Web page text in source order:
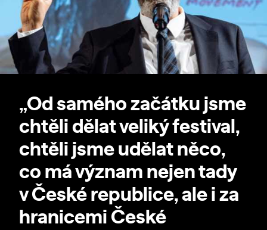
„Od samého začátku jsme
chtěli dělat veliký festival,
chtěli jsme udělat něco,
co má význam nejen tady
v České republice, ale i za
hranicemi České